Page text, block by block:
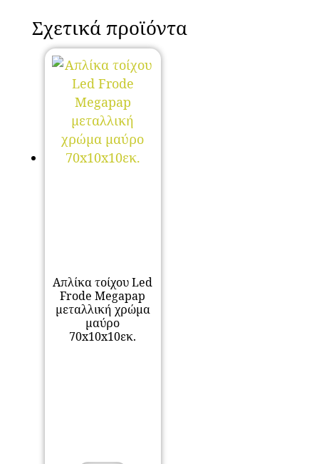
Σχετικά προϊόντα
Απλίκα τοίχου Led
Frode Megapap
μεταλλική χρώμα
μαύρο
70x10x10εκ.